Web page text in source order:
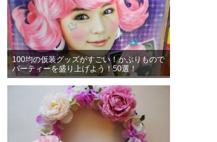
100均の仮装グッズがすごい！かぶりもので
パーティーを盛り上げよう！50選！